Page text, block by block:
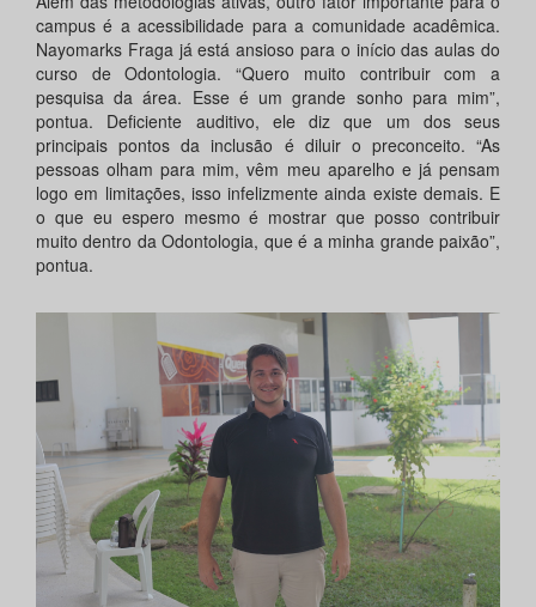
campus é a acessibilidade para a comunidade acadêmica.
Nayomarks Fraga já está ansioso para o início das aulas do
curso de Odontologia. “Quero muito contribuir com a
pesquisa da área. Esse é um grande sonho para mim”,
pontua. Deficiente auditivo, ele diz que um dos seus
principais pontos da inclusão é diluir o preconceito. “As
pessoas olham para mim, vêm meu aparelho e já pensam
logo em limitações, isso infelizmente ainda existe demais. E
o que eu espero mesmo é mostrar que posso contribuir
muito dentro da Odontologia, que é a minha grande paixão”,
pontua.